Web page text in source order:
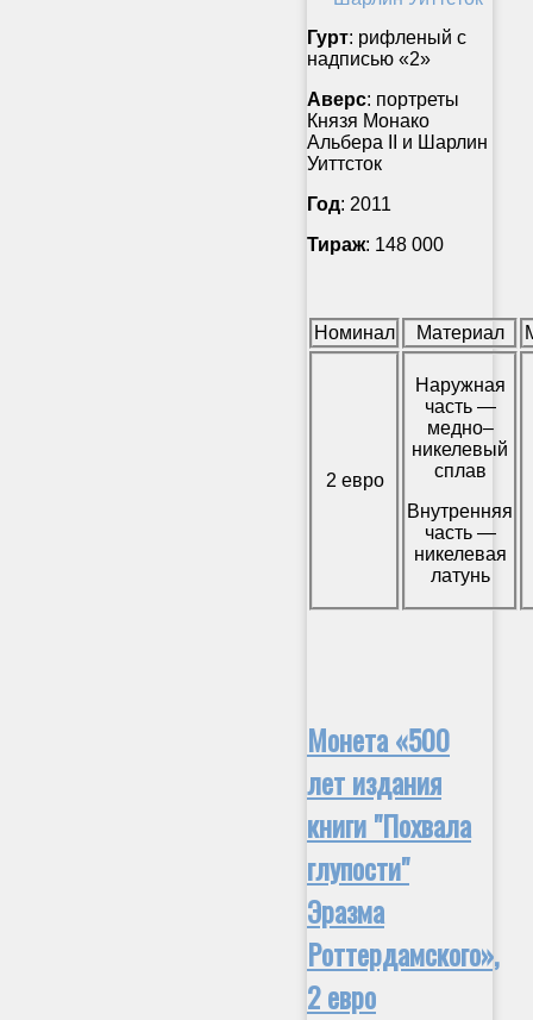
Гурт: рифленый с
надписью «2»
Аверс: портреты
Князя Монако
Альбера II и Шарлин
Уиттсток
Год: 2011
Тираж: 148 000
Номинал Материал
2 евро
Наружная
часть —
медно–
никелевый
сплав
Внутренняя
часть —
никелевая
латунь
Монета «500
лет издания
книги "Похвала
глупости"
Эразма
Роттердамского»,
2 евро